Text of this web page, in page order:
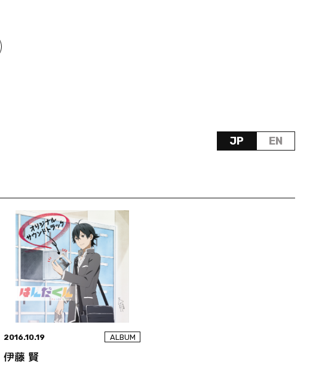
JP EN
2016.10.19 ALBUM
伊藤 賢